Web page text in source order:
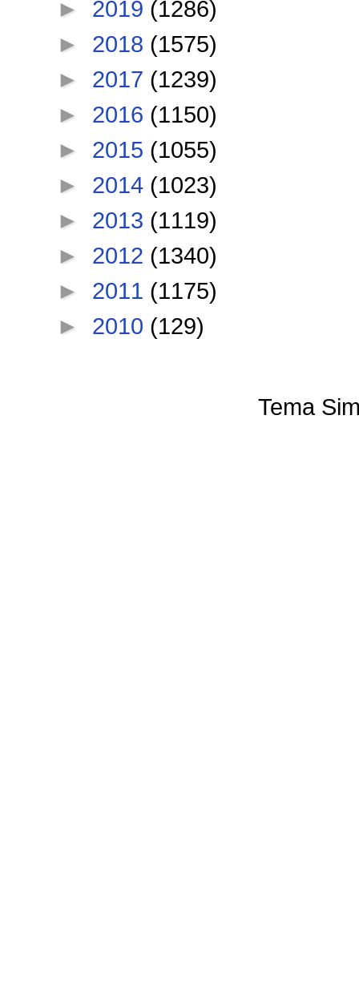
► 2019 (1286)
► 2018 (1575)
► 2017 (1239)
► 2016 (1150)
► 2015 (1055)
► 2014 (1023)
► 2013 (1119)
► 2012 (1340)
► 2011 (1175)
► 2010 (129)
Tema